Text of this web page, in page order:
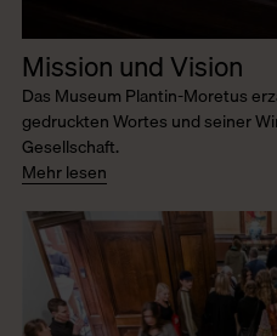
Mission und Vision
Das Museum Plantin-Moretus
gedruckten Wortes und seiner
Gesellschaft.
Mehr lesen